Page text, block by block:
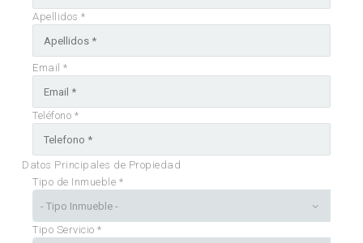
Apellidos *
Email *
Teléfono *
Datos Principales de Propiedad
Tipo de Inmueble *
Tipo Servicio *